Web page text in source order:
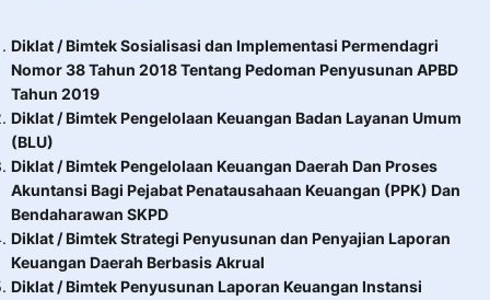
Diklat / Bimtek Sosialisasi dan Implementasi Permendagri
Nomor 38 Tahun 2018 Tentang Pedoman Penyusunan APBD
Tahun 2019
Diklat / Bimtek Pengelolaan Keuangan Badan Layanan Umum
(BLU)
Diklat / Bimtek Pengelolaan Keuangan Daerah Dan Proses
Akuntansi Bagi Pejabat Penatausahaan Keuangan (PPK) Dan
Bendaharawan SKPD
Diklat / Bimtek Strategi Penyusunan dan Penyajian Laporan
Keuangan Daerah Berbasis Akrual
Diklat / Bimtek Penyusunan Laporan Keuangan Instansi